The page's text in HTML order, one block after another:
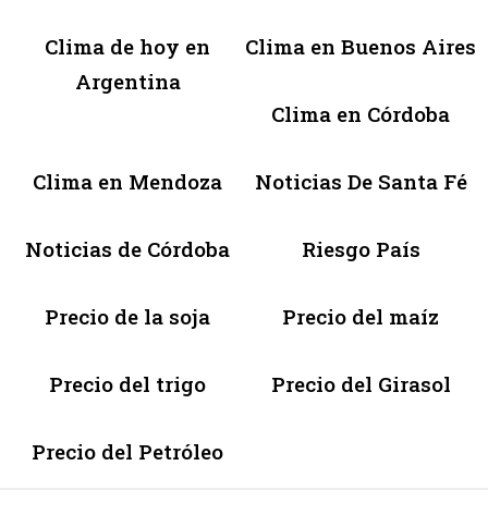
Clima de hoy en
Argentina
Clima en Buenos Aires
Clima en Córdoba
Clima en Mendoza Noticias De Santa Fé
Noticias de Córdoba Riesgo País
Precio de la soja Precio del maíz
Precio del trigo Precio del Girasol
Precio del Petróleo